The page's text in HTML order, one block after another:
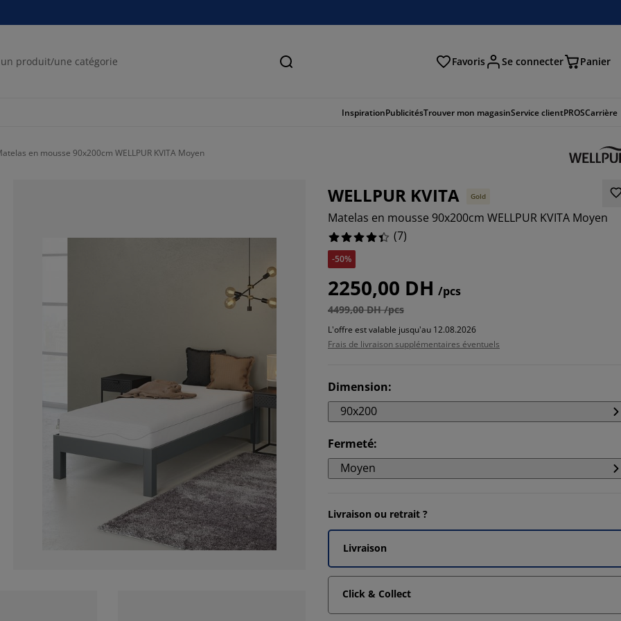
Chercher Favoris Se connecter Panier
InspirationPublicitésTrouver mon magasinService clientPROSCarrière
en mousse 90x200cm WELLPUR KVITA Moyen
WELLPUR KVITA Gold
Matelas en mousse 90x200cm WELLPUR KVITA Moyen
(7)
-50%
2250,00 DH /pcs
4499,00 DH /pcs
L'offre est valable jusqu'au 12.08.2026
Frais de livraison supplémentaires éventuels
Dimension:
90x200
Fermeté:
Moyen
Livraison ou retrait ?
Livraison
Click & Collect
71.42857142857143%
14.285714285714285%
14.285714285714285%